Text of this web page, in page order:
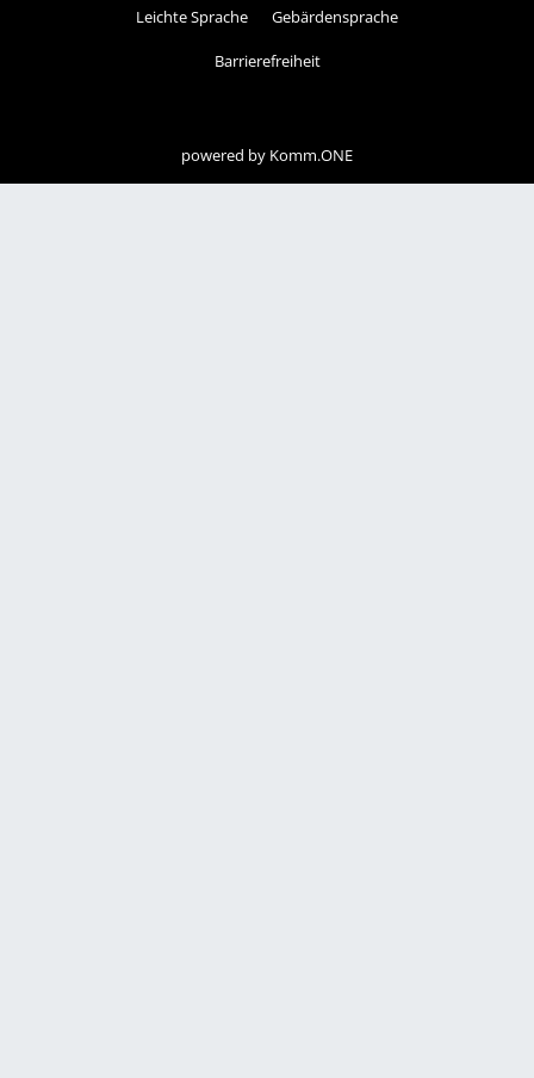
Leichte Sprache Gebärdensprache
Barrierefreiheit
powered by Komm.ONE